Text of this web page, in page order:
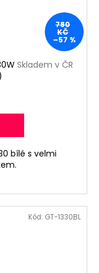
780
KČ
–57 %
Skladem v ČR
bílé s velmi
Kód: GT-1330BL